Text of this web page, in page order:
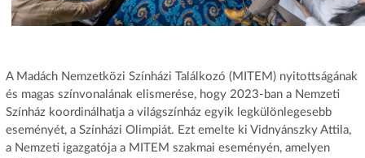
A Madách Nemzetközi Színházi Találkozó (MITEM) nyitottságának
és magas színvonalának elismerése, hogy 2023-ban a Nemzeti
Színház koordinálhatja a világszínház egyik legkülönlegesebb
eseményét, a Színházi Olimpiát. Ezt emelte ki Vidnyánszky Attila,
a Nemzeti igazgatója a MITEM szakmai eseményén, amelyen